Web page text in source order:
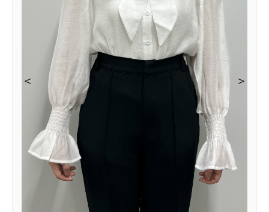
＜ ＞
＜ ＞
＜ ＞